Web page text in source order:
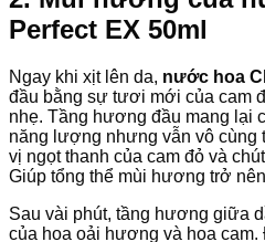
Perfect EX 50ml
Ngay khi xịt lên da, nước hoa
đầu bằng sự tươi mới của cam
nhẹ. Tầng hương đầu mang lại
năng lượng nhưng vẫn vô cùng
vị ngọt thanh của cam đỏ và
Giúp tổng thể mùi hương trở
Sau vài phút, tầng hương giữa
của hoa oải hương và hoa